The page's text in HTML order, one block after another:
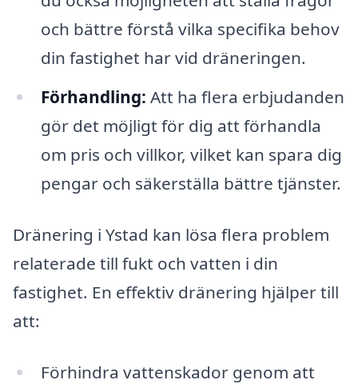
och bättre förstå vilka specifika behov
din fastighet har vid dräneringen.
Förhandling: Att ha flera erbjudanden
gör det möjligt för dig att förhandla
om pris och villkor, vilket kan spara dig
pengar och säkerställa bättre tjänster.
Dränering i Ystad kan lösa flera problem
relaterade till fukt och vatten i din
fastighet. En effektiv dränering hjälper till
att:
Förhindra vattenskador genom att